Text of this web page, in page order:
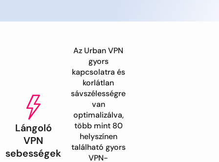
Lángoló
VPN
sebességek
Az Urban VPN
gyors
kapcsolatra és
korlátlan
sávszélességre
van
optimalizálva,
több mint 80
helyszínen
található gyors
VPN-